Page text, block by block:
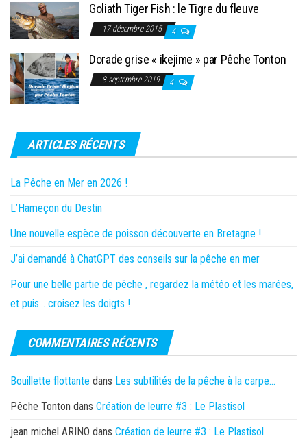
Goliath Tiger Fish : le Tigre du fleuve
17 décembre 2015 4
Dorade grise « ikejime » par Pêche Tonton
8 septembre 2019 4
ARTICLES RÉCENTS
La Pêche en Mer en 2026 !
L’Hameçon du Destin
Une nouvelle espèce de poisson découverte en Bretagne !
J’ai demandé à ChatGPT des conseils sur la pêche en mer
Pour une belle partie de pêche , regardez la météo et les marées,
et puis… croisez les doigts !
COMMENTAIRES RÉCENTS
Bouillette flottante dans Les subtilités de la pêche à la carpe…
Pêche Tonton dans Création de leurre #3 : Le Plastisol
jean michel ARINO dans Création de leurre #3 : Le Plastisol